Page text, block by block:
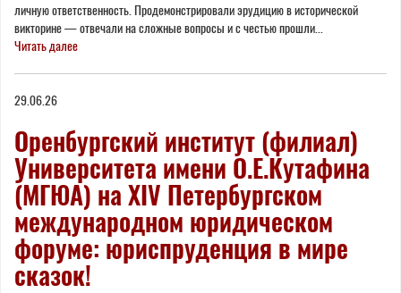
личную ответственность. Продемонстрировали эрудицию в исторической
викторине — отвечали на сложные вопросы и с честью прошли...
Читать далее
29.06.26
Оренбургский институт (филиал)
Университета имени О.Е.Кутафина
(МГЮА) на XIV Петербургском
международном юридическом
форуме: юриспруденция в мире
сказок!